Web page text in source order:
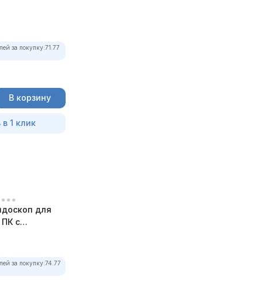
за покупку:71.77
В корзину
в 1 клик
для
ПК с
за покупку:74.77